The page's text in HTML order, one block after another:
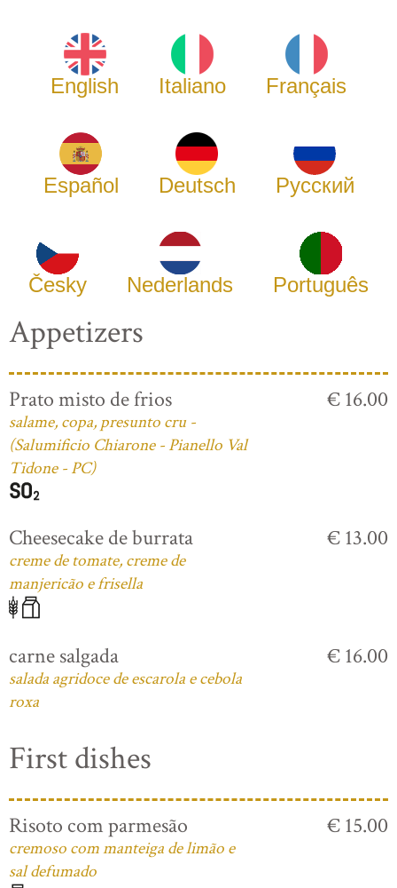
English Italiano Français
Español Deutsch Русский
Česky Nederlands Português
Appetizers
Prato misto de frios
salame, copa, presunto cru -
(Salumificio Chiarone - Pianello Val
Tidone - PC)
€ 16.00
Cheesecake de burrata
creme de tomate, creme de
manjericão e frisella
€ 13.00
carne salgada
salada agridoce de escarola e cebola
roxa
€ 16.00
First dishes
Risoto com parmesão
cremoso com manteiga de limão e
sal defumado
€ 15.00